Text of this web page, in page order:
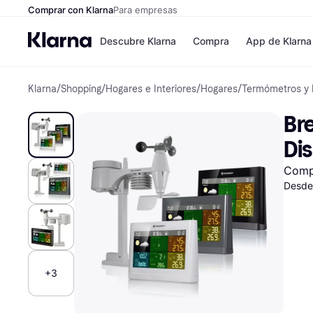
Comprar con KlarnaPara empresas
Descubre Klarna
Formas de
Paga ahora
Paga en 3 plazos
Paga en 30 días
Financiación
Klarna en Apple
Compra
Tiendas
Zalando Prive
JD Sports
Directorio de
App de Klarna
Klarna/Shopping/Hogares e Interiores/Hogares/Termómetros y
+3